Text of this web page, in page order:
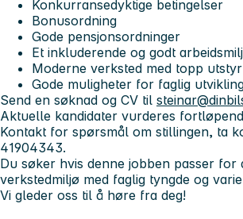
Konkurransedyktige betingelser
Bonusordning
Gode pensjonsordninger
Et inkluderende og godt
Moderne verksted med topp utstyr
Gode muligheter for faglig
Send en søknad og CV til
Aktuelle kandidater vurderes
Kontakt for spørsmål om stillingen, ta
41904343.
Du søker hvis denne jobben passer
verkstedmiljø med faglig tyngde og
Vi gleder oss til å høre fra deg!